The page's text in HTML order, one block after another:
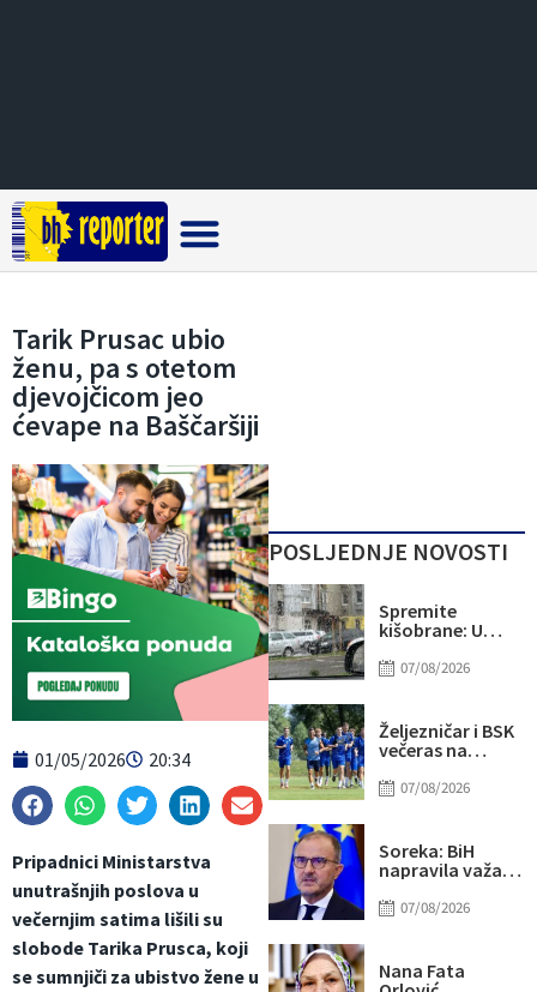
Tarik Prusac ubio
ženu, pa s otetom
djevojčicom jeo
ćevape na Baščaršiji
01/05/2026 20:34
Pripadnici Ministarstva
unutrašnjih poslova u
večernjim satima lišili su
slobode Tarika Prusca, koji
se sumnjiči za ubistvo žene u
POSLJEDNJE NOVOSTI
Spremite
kišobrane: U
dana mogući
07/08/2026
Željezničar i BSK
večeras na
otvaraju novu
prvenstva BiH
07/08/2026
Soreka: BiH
napravila važan
putu ka EU
07/08/2026
Nana Fata